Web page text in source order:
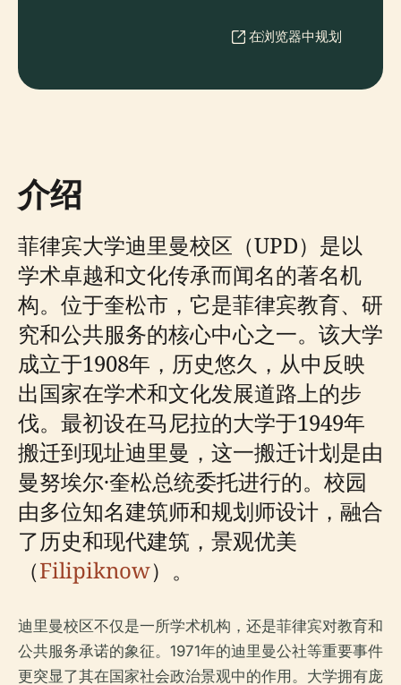
在浏览器中规划
介绍
菲律宾大学迪里曼校区（UPD）是以
学术卓越和文化传承而闻名的著名机
构。位于奎松市，它是菲律宾教育、研
究和公共服务的核心中心之一。该大学
成立于1908年，历史悠久，从中反映
出国家在学术和文化发展道路上的步
伐。最初设在马尼拉的大学于1949年
搬迁到现址迪里曼，这一搬迁计划是由
曼努埃尔·奎松总统委托进行的。校园
由多位知名建筑师和规划师设计，融合
了历史和现代建筑，景观优美
（Filipiknow）。
迪里曼校区不仅是一所学术机构，还是菲律宾对教育和
公共服务承诺的象征。1971年的迪里曼公社等重要事件
更突显了其在国家社会政治景观中的作用。大学拥有庞